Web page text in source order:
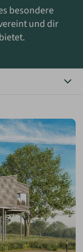
besondere
und dir